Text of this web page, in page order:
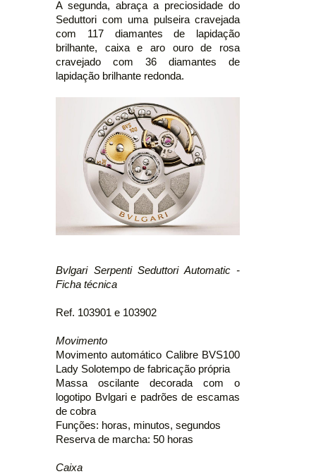
A segunda, abraça a preciosidade do
Seduttori com uma pulseira cravejada
com 117 diamantes de lapidação
brilhante, caixa e aro ouro de rosa
cravejado com 36 diamantes de
lapidação brilhante redonda.
Bvlgari Serpenti Seduttori Automatic -
Ficha técnica
Ref. 103901 e 103902
Movimento
Movimento automático Calibre BVS100
Lady Solotempo de fabricação própria
Massa oscilante decorada com o
logotipo Bvlgari e padrões de escamas
de cobra
Funções: horas, minutos, segundos
Reserva de marcha: 50 horas
Caixa